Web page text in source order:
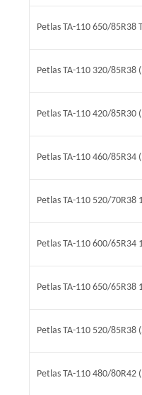
Petlas TA-110 650/85R38
Petlas TA-110 320/85R38
Petlas TA-110 420/85R30
Petlas TA-110 460/85R34
Petlas TA-110 520/70R38
Petlas TA-110 600/65R34
Petlas TA-110 650/65R38
Petlas TA-110 520/85R38
Petlas TA-110 480/80R42